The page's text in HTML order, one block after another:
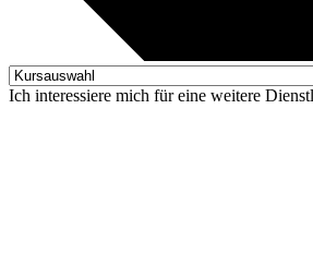
Ich interessiere mich für eine weitere